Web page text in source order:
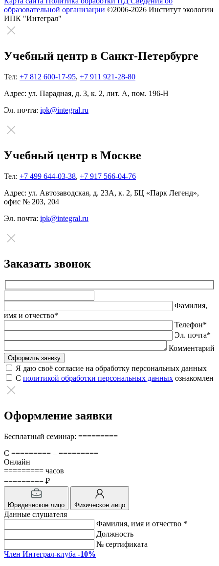
образовательной организации ©2006-2026 Институт экологии
ИПК "Интеграл"
Учебный центр в Санкт-Петербурге
Тел: +7 812 600-17-95, +7 911 921-28-80
Адрес: ул. Парадная, д. 3, к. 2, лит. А, пом. 196-Н
Эл. почта: ipk@integral.ru
Учебный центр в Москве
Тел: +7 499 644-03-38, +7 917 566-04-76
Адрес: ул. Автозаводская, д. 23А, к. 2, БЦ «Парк Легенд»,
офис № 203, 204
Эл. почта: ipk@integral.ru
Заказать звонок
это
поле
пустым.
Фамилия,
имя и отчество*
Телефон*
Эл. почта*
Комментарий
Я даю своё согласие на обработку персональных данных
С политикой обработки персональных данных ознакомлен
Оформление заявки
Бесплатный семинар: =========
С ========= – =========
Онлайн
========= часов
========= ₽
Юридическое лицо Физическое лицо
Данные слушателя
Фамилия, имя и отчество *
Должность
№ сертификата
Член Интеграл-клуба -10%